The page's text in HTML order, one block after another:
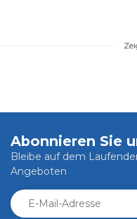
Abonnieren Sie
Bleibe auf dem
Angeboten